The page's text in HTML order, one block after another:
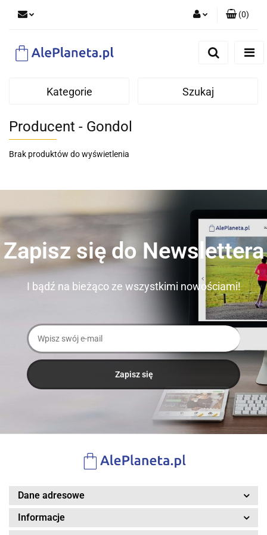
(0)
Kategorie Szukaj
Producent - Gondol
Brak produktów do wyświetlenia
Zapisz się do Newslettera
I bądź na bieżąco ze wszystkimi nowościami!
Dane adresowe
Informacje